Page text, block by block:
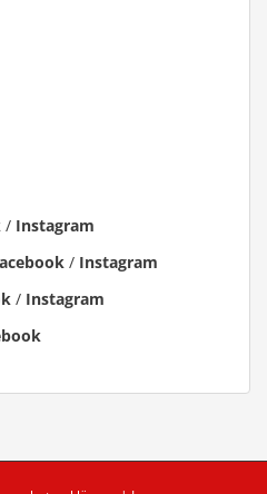
/ Instagram
/ Instagram
/ Instagram